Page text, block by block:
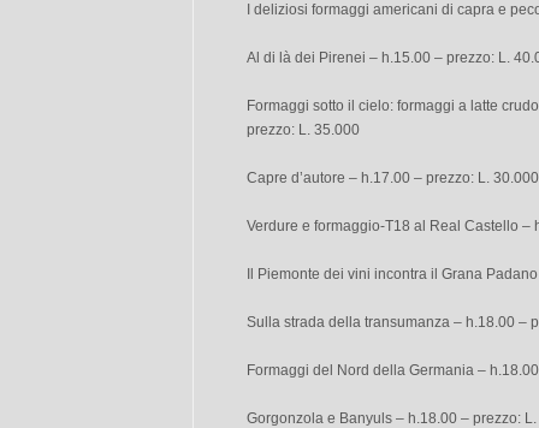
I deliziosi formaggi americani di capra e
Al di là dei Pirenei – h.15.00 – prezzo: L.
Formaggi sotto il cielo: formaggi a latte
prezzo: L. 35.000
Capre d’autore – h.17.00 – prezzo: L. 30.000
Verdure e formaggio-T18 al Real Castello –
Il Piemonte dei vini incontra il Grana
Sulla strada della transumanza – h.18.00 –
Formaggi del Nord della Germania –
Gorgonzola e Banyuls – h.18.00 – prezzo: